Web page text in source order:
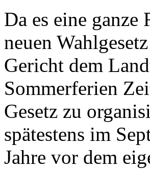
Da es eine
neuen
Gericht dem
Sommerferien
Gesetz zu
spätestens im
Jahre vor dem